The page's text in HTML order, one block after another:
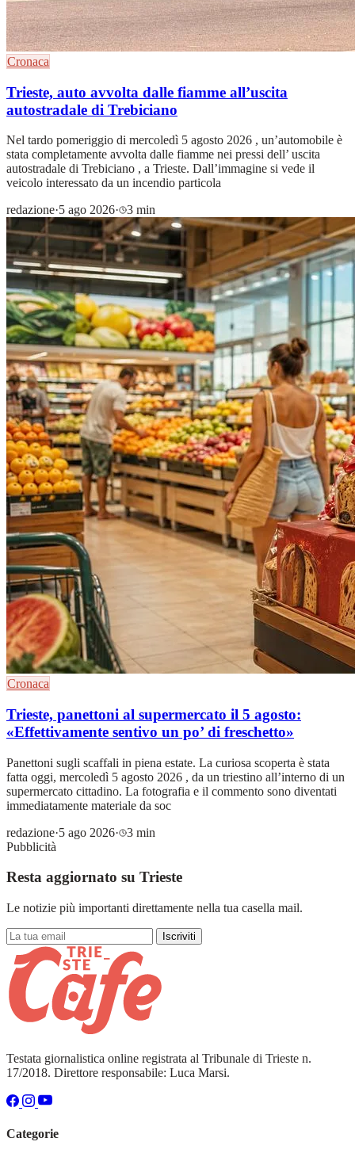
Cronaca
Trieste, auto avvolta dalle fiamme all’uscita
autostradale di Trebiciano
Nel tardo pomeriggio di mercoledì 5 agosto 2026 , un’automobile è
stata completamente avvolta dalle fiamme nei pressi dell’ uscita
autostradale di Trebiciano , a Trieste. Dall’immagine si vede il
veicolo interessato da un incendio particola
redazione·5 ago 2026· 3 min
Cronaca
Trieste, panettoni al supermercato il 5 agosto:
«Effettivamente sentivo un po’ di freschetto»
Panettoni sugli scaffali in piena estate. La curiosa scoperta è stata
fatta oggi, mercoledì 5 agosto 2026 , da un triestino all’interno di un
supermercato cittadino. La fotografia e il commento sono diventati
immediatamente materiale da soc
redazione·5 ago 2026·
3 min
Pubblicità
Resta aggiornato su Trieste
Le notizie più importanti direttamente nella tua casella mail.
Iscriviti
Testata giornalistica online registrata al Tribunale di Trieste n.
17/2018. Direttore responsabile: Luca Marsi.
Categorie